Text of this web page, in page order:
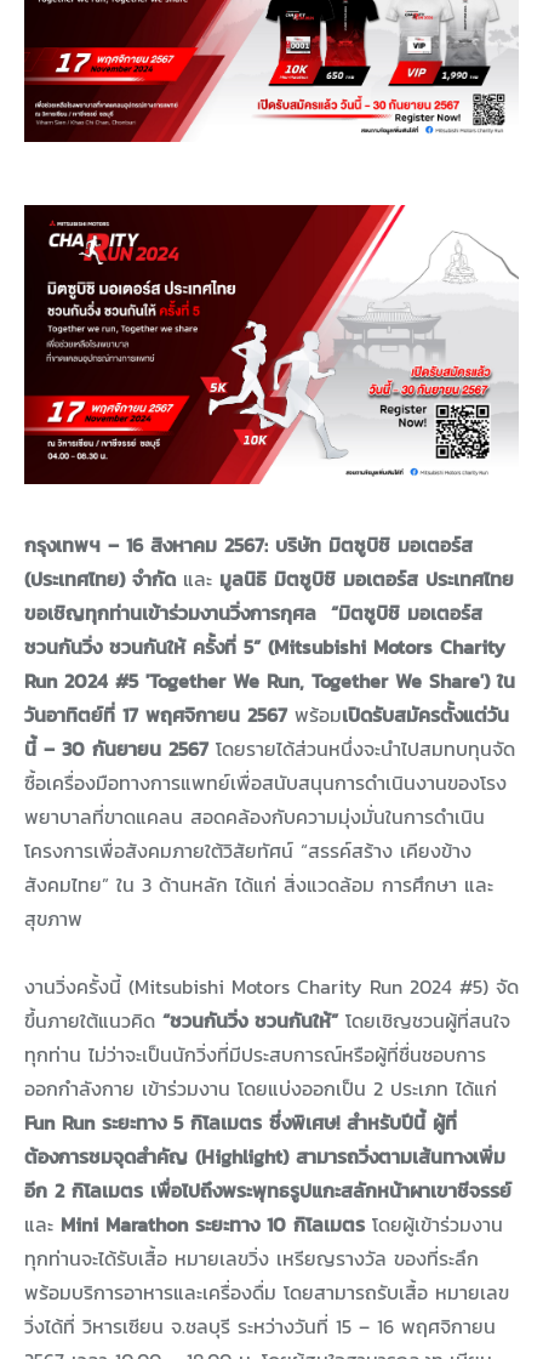
กรุงเทพฯ – 16 สิงหาคม 2567: บริษัท มิตซูบิชิ มอเตอร์ส
(ประเทศไทย) จำกัด และ มูลนิธิ มิตซูบิชิ มอเตอร์ส ประเทศไทย
ขอเชิญทุกท่านเข้าร่วมงานวิ่งการกุศล “มิตซูบิชิ มอเตอร์ส
ชวนกันวิ่ง ชวนกันให้ ครั้งที่ 5” (Mitsubishi Motors Charity
Run 2024 #5 'Together We Run, Together We Share') ใน
วันอาทิตย์ที่ 17 พฤศจิกายน 2567พร้อมเปิดรับสมัครตั้งแต่วัน
นี้ – 30 กันยายน 2567โดยรายได้ส่วนหนึ่งจะนำไปสมทบทุนจัด
ซื้อเครื่องมือทางการแพทย์เพื่อสนับสนุนการดำเนินงานของโรง
พยาบาลที่ขาดแคลน สอดคล้องกับความมุ่งมั่นในการดำเนิน
โครงการเพื่อสังคมภายใต้วิสัยทัศน์ “สรรค์สร้าง เคียงข้าง
สังคมไทย” ใน 3 ด้านหลัก ได้แก่ สิ่งแวดล้อม การศึกษา และ
สุขภาพ
งานวิ่งครั้งนี้ (Mitsubishi Motors Charity Run 2024 #5) จัด
ขึ้นภายใต้แนวคิด “ชวนกันวิ่ง ชวนกันให้”โดยเชิญชวนผู้ที่สนใจ
ทุกท่าน ไม่ว่าจะเป็นนักวิ่งที่มีประสบการณ์หรือผู้ที่ชื่นชอบการ
ออกกำลังกาย เข้าร่วมงาน โดยแบ่งออกเป็น 2 ประเภท ได้แก่
Fun Run ระยะทาง 5 กิโลเมตร ซึ่งพิเศษ! สำหรับปีนี้ ผู้ที่
ต้องการชมจุดสำคัญ (Highlight) สามารถวิ่งตามเส้นทางเพิ่ม
อีก 2 กิโลเมตร เพื่อไปถึงพระพุทธรูปแกะสลักหน้าผาเขาชีจรรย์
และ Mini Marathon ระยะทาง 10 กิโลเมตร โดยผู้เข้าร่วมงาน
ทุกท่านจะได้รับเสื้อ หมายเลขวิ่ง เหรียญรางวัล ของที่ระลึก
พร้อมบริการอาหารและเครื่องดื่ม โดยสามารถรับเสื้อ หมายเลข
วิ่งได้ที่ วิหารเซียน จ.ชลบุรี ระหว่างวันที่ 15 – 16 พฤศจิกายน